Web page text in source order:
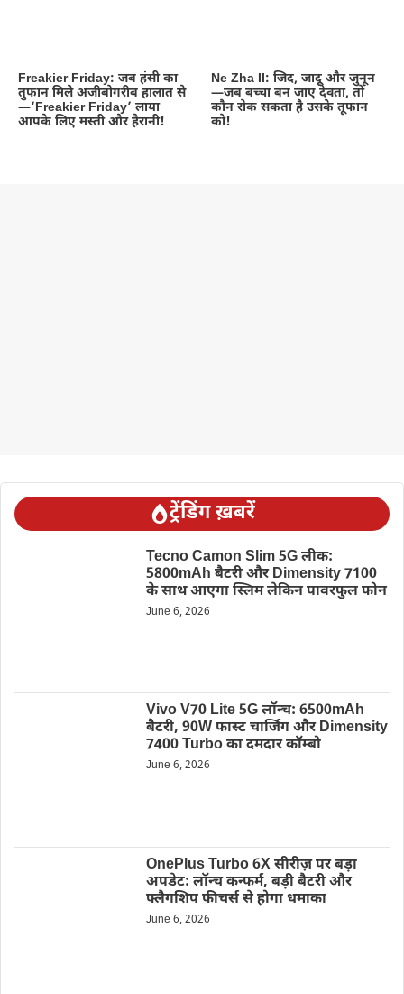
Freakier Friday: जब हंसी का
तुफान मिले अजीबोगरीब हालात से
—‘Freakier Friday’ लाया
आपके लिए मस्ती और हैरानी!
Ne Zha II: जिद, जादू और जुनून
—जब बच्चा बन जाए देवता, तो
कौन रोक सकता है उसके तूफान
को!
ट्रेंडिंग ख़बरें
Tecno Camon Slim 5G लीक:
5800mAh बैटरी और Dimensity 7100
के साथ आएगा स्लिम लेकिन पावरफुल फोन
June 6, 2026
Vivo V70 Lite 5G लॉन्च: 6500mAh
बैटरी, 90W फास्ट चार्जिंग और Dimensity
7400 Turbo का दमदार कॉम्बो
June 6, 2026
OnePlus Turbo 6X सीरीज़ पर बड़ा
अपडेट: लॉन्च कन्फर्म, बड़ी बैटरी और
फ्लैगशिप फीचर्स से होगा धमाका
June 6, 2026